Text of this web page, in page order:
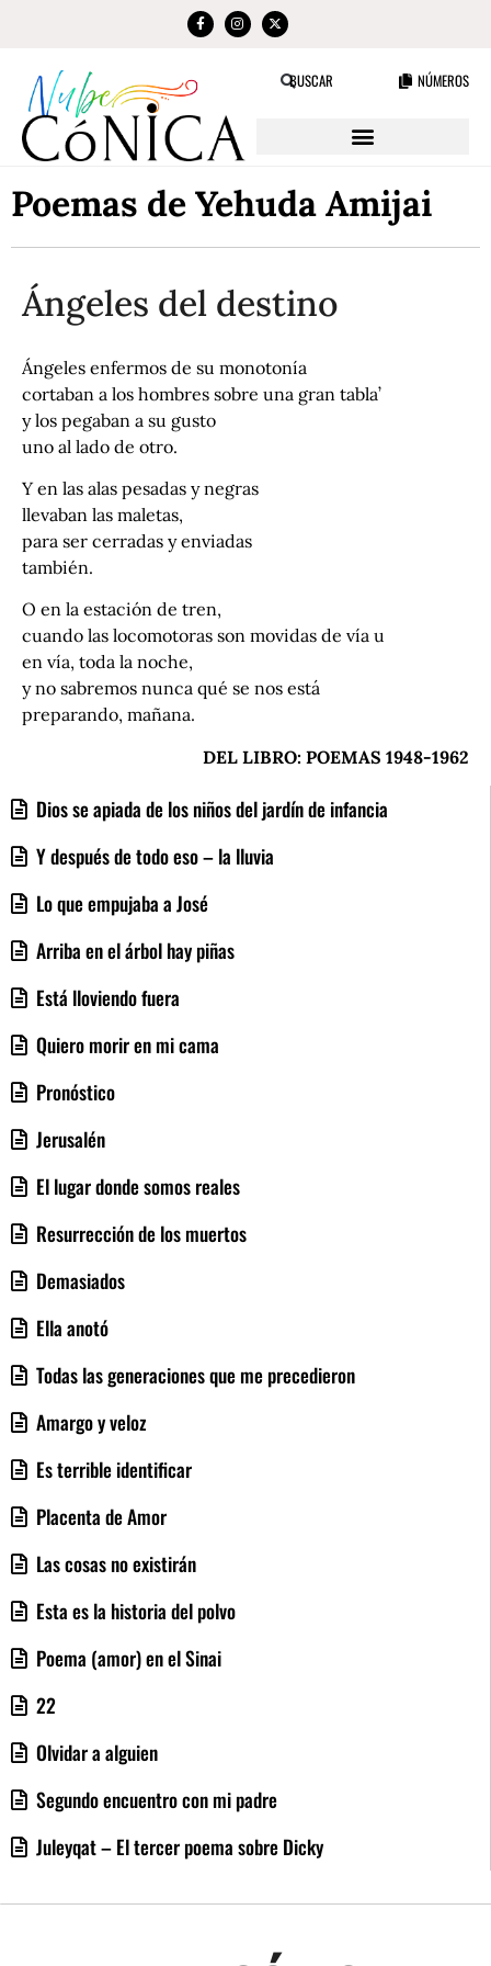
BUSCAR NÚMEROS
Poemas de Yehuda Amijai
Dios se apiada de los niños del jardín de infancia
Y después de todo eso – la lluvia
Lo que empujaba a José
Arriba en el árbol hay piñas
Está lloviendo fuera
Quiero morir en mi cama
Pronóstico
Jerusalén
El lugar donde somos reales
Resurrección de los muertos
Demasiados
Ella anotó
Todas las generaciones que me precedieron
Amargo y veloz
Es terrible identificar
Placenta de Amor
Las cosas no existirán
Esta es la historia del polvo
Poema (amor) en el Sinai
22
Olvidar a alguien
Segundo encuentro con mi padre
Juleyqat – El tercer poema sobre Dicky
Ángeles del destino
Ángeles enfermos de su monotonía
cortaban a los hombres sobre una gran tabla’
y los pegaban a su gusto
uno al lado de otro.
Y en las alas pesadas y negras
llevaban las maletas,
para ser cerradas y enviadas
también.
O en la estación de tren,
cuando las locomotoras son movidas de vía u
en vía, toda la noche,
y no sabremos nunca qué se nos está
preparando, mañana.
DEL LIBRO: POEMAS 1948-1962